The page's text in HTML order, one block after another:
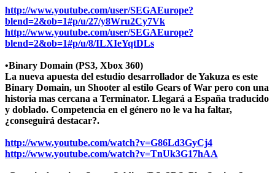
http://www.youtube.com/user/SEGAEurope?
blend=2&ob=1#p/u/27/y8Wru2Cy7Vk
http://www.youtube.com/user/SEGAEurope?
blend=2&ob=1#p/u/8/ILXIeYqtDLs
•Binary Domain (PS3, Xbox 360)
La nueva apuesta del estudio desarrollador de Yakuza es este
Binary Domain, un Shooter al estilo Gears of War pero con una
historia mas cercana a Terminator. Llegará a España traducido
y doblado. Competencia en el género no le va ha faltar,
¿conseguirá destacar?.
http://www.youtube.com/watch?v=G86Ld3GyCj4
http://www.youtube.com/watch?v=TnUk3G17hAA